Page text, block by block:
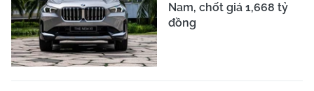
Nam, chốt giá 1,668 tỷ
đồng